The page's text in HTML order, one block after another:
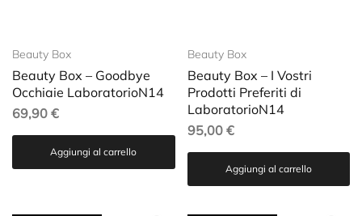
Beauty Box
Beauty Box – Goodbye
Occhiaie LaboratorioN14
69,90 €
Aggiungi al carrello
Beauty Box
Beauty Box – I Vostri
Prodotti Preferiti di
LaboratorioN14
95,00 €
Aggiungi al carrello